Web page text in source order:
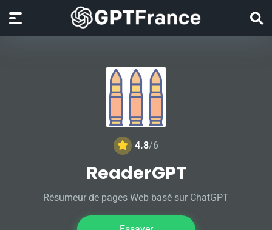
4.8/6
ReaderGPT
Résumeur de pages Web basé sur ChatGPT